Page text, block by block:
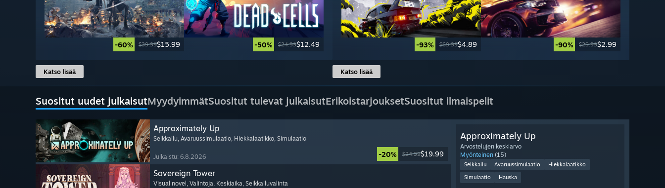
-60% $39.99$15.99 -50% $24.99$12.49
Katso lisää
-93% $69.99$4.89 -90% $29.99$2.99
Katso lisää
Suositut uudet julkaisutMyydyimmätSuositut tulevat julkaisutErikoistarjouksetSuositut ilmaispelit
Approximately Up
Seikkailu, Avaruussimulaatio, Hiekkalaatikko, Simulaatio
Julkaistu: 6.8.2026 -20% $24.99$19.99
Sovereign Tower
Visual novel , Valintoja, Keskiaika, Seikkailuvalinta
Approximately Up
Arvostelujen keskiarvo
Myönteinen (15)
Seikkailu Avaruussimulaatio
Hiekkalaatikko
Simulaatio
Hauska